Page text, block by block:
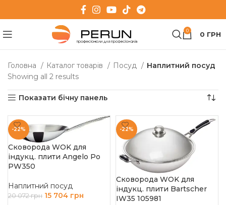
0 0 ГРН
Головна Каталог товарів Посуд
Наплитний посуд
Showing all 2 results
Показати бічну панель
-22%
Сковорода WOK для
індукц. плити Angelo Po
PW350
Наплитний посуд
20 072грн 15 704 грн
-22%
Сковорода WOK для
індукц. плити Bartscher
IW35 105981